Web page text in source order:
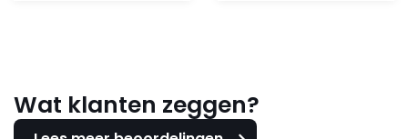
Wat klanten zeggen?